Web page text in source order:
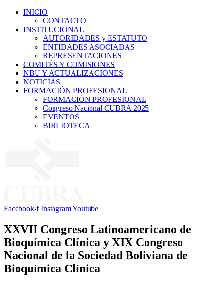
INICIO
CONTACTO
INSTITUCIONAL
AUTORIDADES y ESTATUTO
ENTIDADES ASOCIADAS
REPRESENTACIONES
COMITÉS Y COMISIONES
NBU Y ACTUALIZACIONES
NOTICIAS
FORMACIÓN PROFESIONAL
FORMACIÓN PROFESIONAL
Congreso Nacional CUBRA 2025
EVENTOS
BIBLIOTECA
Facebook-f InstagramYoutube
XXVII Congreso Latinoamericano de
Bioquímica Clínica y XIX Congreso
Nacional de la Sociedad Boliviana de
Bioquímica Clínica